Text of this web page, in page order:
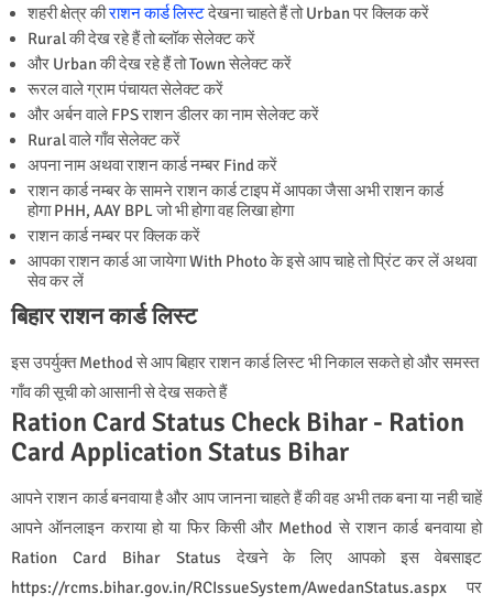
शहरी क्षेत्र कीराशन कार्ड लिस्टदेखना चाहते हैं तो Urban पर क्लिक करें
Rural की देख रहे हैं तो ब्लॉक सेलेक्ट करें
और Urban की देख रहे हैं तो Town सेलेक्ट करें
रूरल वाले ग्राम पंचायत सेलेक्ट करें
और अर्बन वाले FPS राशन डीलर का नाम सेलेक्ट करें
Rural वाले गाँव सेलेक्ट करें
अपना नाम अथवा राशन कार्ड नम्बर Find करें
राशन कार्ड नम्बर के सामने राशन कार्ड टाइप में आपका जैसा अभी राशन कार्ड
होगा PHH, AAY BPL जो भी होगा वह लिखा होगा
राशन कार्ड नम्बर पर क्लिक करें
आपका राशन कार्ड आ जायेगा With Photo के इसे आप चाहे तो प्रिंट कर लें अथवा
सेव कर लें
बिहार राशन कार्ड लिस्ट
इस उपर्युक्त Method से आप बिहार राशन कार्ड लिस्ट भी निकाल सकते हो और समस्त
गाँव की सूची को आसानी से देख सकते हैं
Ration Card Status Check Bihar - Ration
Card Application Status Bihar
आपने राशन कार्ड बनवाया है और आप जानना चाहते हैं की वह अभी तक बना या नही चाहें
आपने ऑनलाइन कराया हो या फिर किसी और Method से राशन कार्ड बनवाया हो
Ration Card Bihar Status देखने के लिए आपको इस वेबसाइट
https://rcms.bihar.gov.in/RCIssueSystem/AwedanStatus.aspx पर